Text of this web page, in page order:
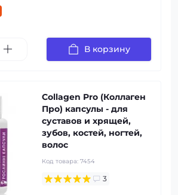
В корзину
Collagen Pro (Коллаген
Про) капсулы - для
суставов и хрящей,
зубов, костей, ногтей,
волос
Код товара: 7454
3